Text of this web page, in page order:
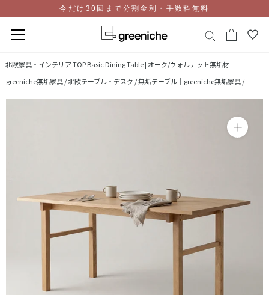
テ
ン
今だけ30回まで分割金利・手数料無料
北欧家具・インテリア TOPBasic Dining Table | オーク/ウォルナット無垢材
greeniche無垢家具 /北欧テーブル・デスク /無垢テーブル｜greeniche無垢家具 /